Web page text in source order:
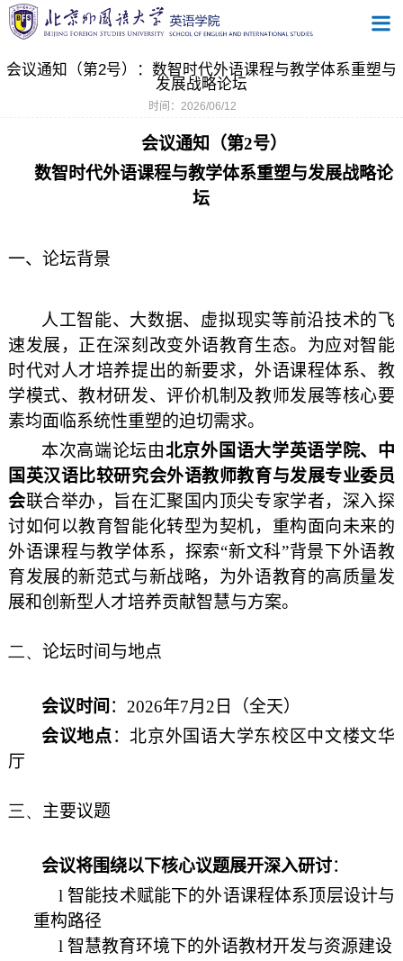
会议通知（第2号）：数智时代外语课程与教学体系重塑与
发展战略论坛
时间：2026/06/12
会议通知（第2号）
数智时代外语课程与教学体系重塑与发展战略论
坛
一、论坛背景
人工智能、大数据、虚拟现实等前沿技术的飞
速发展，正在深刻改变外语教育生态。为应对智能
时代对人才培养提出的新要求，外语课程体系、教
学模式、教材研发、评价机制及教师发展等核心要
素均面临系统性重塑的迫切需求。
本次高端论坛由北京外国语大学英语学院、中
国英汉语比较研究会外语教师教育与发展专业委员
会联合举办，旨在汇聚国内顶尖专家学者，深入探
讨如何以教育智能化转型为契机，重构面向未来的
外语课程与教学体系，探索“新文科”背景下外语教
育发展的新范式与新战略，为外语教育的高质量发
展和创新型人才培养贡献智慧与方案。
二、 论坛时间与地点
会议时间 ：2026年7月2日（全天）
会议地点 ：北京外国语大学东校区中文楼文华
厅
三、 主要议题
会议将围绕以下核心议题展开深入研讨：
l 智能技术赋能下的外语课程体系顶层设计与
重构路径
l 智慧教育环境下的外语教材开发与资源建设